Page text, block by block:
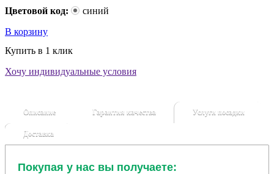
Цветовой код:
синий
В корзину
Купить в 1 клик
Хочу индивидуальные условия
Описание Гарантия качества Услуги посадки
Доставка
Покупая у нас вы получаете: